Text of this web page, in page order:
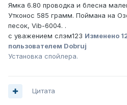
Ямка 6.80 проводка и блесна
Утконос 585 грамм. Поймана на
песок, Vib-6004. .
с уважением слэм123 Изменено
пользователем Dobruj
Установка спойлера.
Цитата